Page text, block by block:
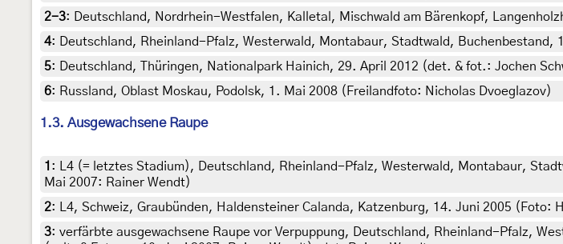
2-3: Deutschland, Nordrhein-Westfalen, Kalletal, Mischwald am Bärenkopf,
4:
Deutschland, Rheinland-Pfalz, Westerwald, Montabaur, Stadtwald,
5: Deutschland, Thüringen, Nationalpark Hainich, 29. April 2012 (det. & fot.: Jochen
6: Russland, Oblast Moskau, Podolsk, 1. Mai 2008 (Freilandfoto: Nicholas Dvoeglazov)
1.3. Ausgewachsene Raupe
1 : L4 (= letztes Stadium), Deutschland, Rheinland-Pfalz, Westerwald, Montabaur,
Mai 2007: Rainer Wendt)
2: L4, Schweiz, Graubünden, Haldensteiner Calanda, Katzenburg, 14. Juni 2005 (Foto:
3: verfärbte ausgewachsene Raupe vor Verpuppung, Deutschland, Rheinland-Pfalz,